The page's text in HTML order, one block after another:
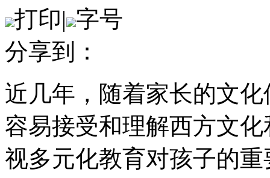
打印| 字号
分享到：
近几年，随着家长的文
容易接受和理解西方文
视多元化教育对孩子的重